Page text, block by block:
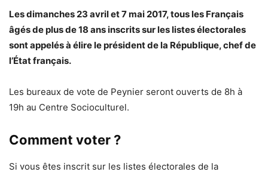
Les dimanches 23 avril et 7 mai 2017, tous les Français
âgés de plus de 18 ans inscrits sur les listes électorales
sont appelés à élire le président de la République, chef de
l’État français.
Les bureaux de vote de Peynier seront ouverts de 8h à
19h au Centre Socioculturel.
Comment voter ?
Si vous êtes inscrit sur les listes électorales de la